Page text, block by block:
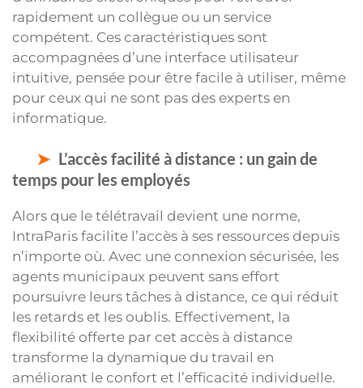
rapidement un collègue ou un service
compétent. Ces caractéristiques sont
accompagnées d’une interface utilisateur
intuitive, pensée pour être facile à utiliser, même
pour ceux qui ne sont pas des experts en
informatique.
L’accès facilité à distance : un gain de
temps pour les employés
Alors que le télétravail devient une norme,
IntraParis facilite l’accès à ses ressources depuis
n’importe où. Avec une connexion sécurisée, les
agents municipaux peuvent sans effort
poursuivre leurs tâches à distance, ce qui réduit
les retards et les oublis. Effectivement, la
flexibilité offerte par cet accès à distance
transforme la dynamique du travail en
améliorant le confort et l’efficacité individuelle.